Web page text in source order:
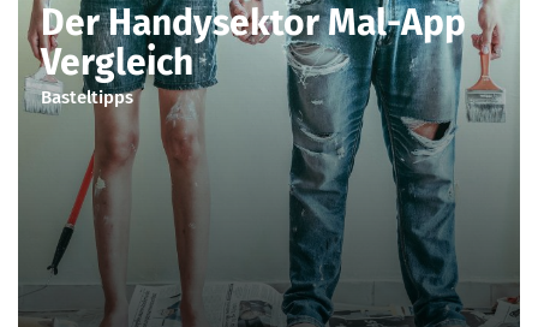
Der Handysektor Mal-App
Vergleich
Basteltipps